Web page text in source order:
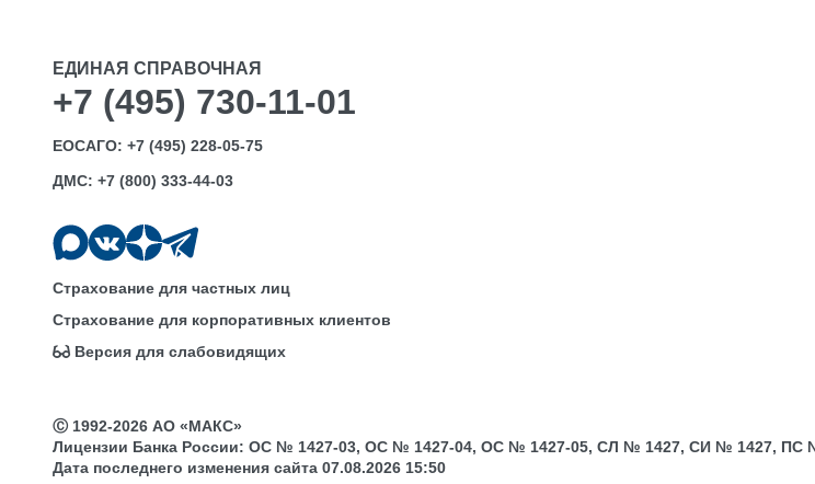
ЕДИНАЯ СПРАВОЧНАЯ
+7 (495) 730-11-01
ЕОСАГО: +7 (495) 228-05-75
ДМС: +7 (800) 333-44-03
Страхование для частных лиц
Страхование для корпоративных клиентов
Версия для слабовидящих
Ⓒ 1992-2026 АО «МАКС»
Лицензии Банка России: ОС № 1427-03, ОС № 1427-04, ОС № 1427-05, СЛ № 1427, СИ № 1427, ПС №
Дата последнего изменения сайта 07.08.2026 15:50